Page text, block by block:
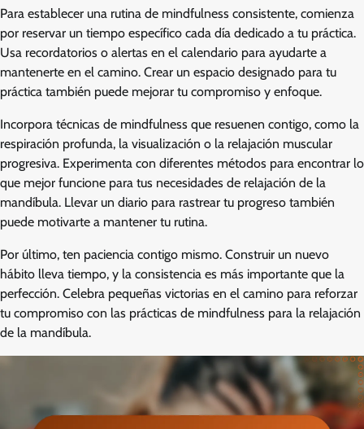
Para establecer una rutina de mindfulness consistente, comienza
por reservar un tiempo específico cada día dedicado a tu práctica.
Usa recordatorios o alertas en el calendario para ayudarte a
mantenerte en el camino. Crear un espacio designado para tu
práctica también puede mejorar tu compromiso y enfoque.
Incorpora técnicas de mindfulness que resuenen contigo, como la
respiración profunda, la visualización o la relajación muscular
progresiva. Experimenta con diferentes métodos para encontrar lo
que mejor funcione para tus necesidades de relajación de la
mandíbula. Llevar un diario para rastrear tu progreso también
puede motivarte a mantener tu rutina.
Por último, ten paciencia contigo mismo. Construir un nuevo
hábito lleva tiempo, y la consistencia es más importante que la
perfección. Celebra pequeñas victorias en el camino para reforzar
tu compromiso con las prácticas de mindfulness para la relajación
de la mandíbula.